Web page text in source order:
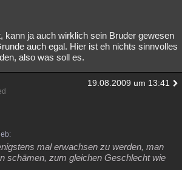
kann ja auch wirklich sein Bruder gewesen
auch egal. Hier ist eh nichts sinnvolles
also was soll es.
19.08.2009 um 13:41
mal erwachsen zu werden, man
schämen, zum gleichen Geschlecht wie